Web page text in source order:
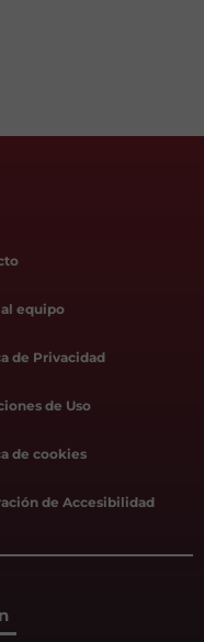
equipo
de Privacidad
de Uso
de cookies
de Accesibilidad